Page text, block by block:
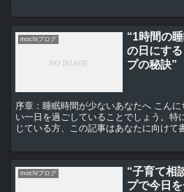
mochiブログ
“1時間の
の日にす
プの秘訣”
序章：睡眠時間が少ないあなたへ こん
い一日を過ごしていることでしょう。特
じている方、この記事はあなたに向けて
mochiブログ
“子育て相
プで今日